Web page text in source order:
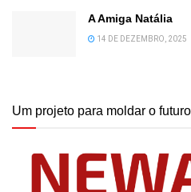
A Amiga Natália
14 DE DEZEMBRO, 2025
Um projeto para moldar o